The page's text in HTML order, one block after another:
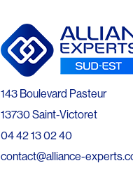
143 Boulevard Pasteur
13730 Saint-Victoret
04 42 13 02 40
contact@alliance-